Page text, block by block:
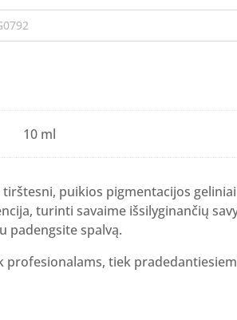
10 ml
tirštesni, puikios pigmentacijos
turinti savaime išsilyginančių
padengsite spalvą.
profesionalams, tiek